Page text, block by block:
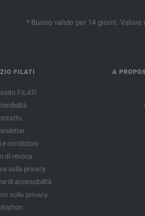
* Buono valido per 14 giorni.
FILATI
FILATI
e condizioni
di revoca
sulla privacy
di accessibilità
sulla privacy
A